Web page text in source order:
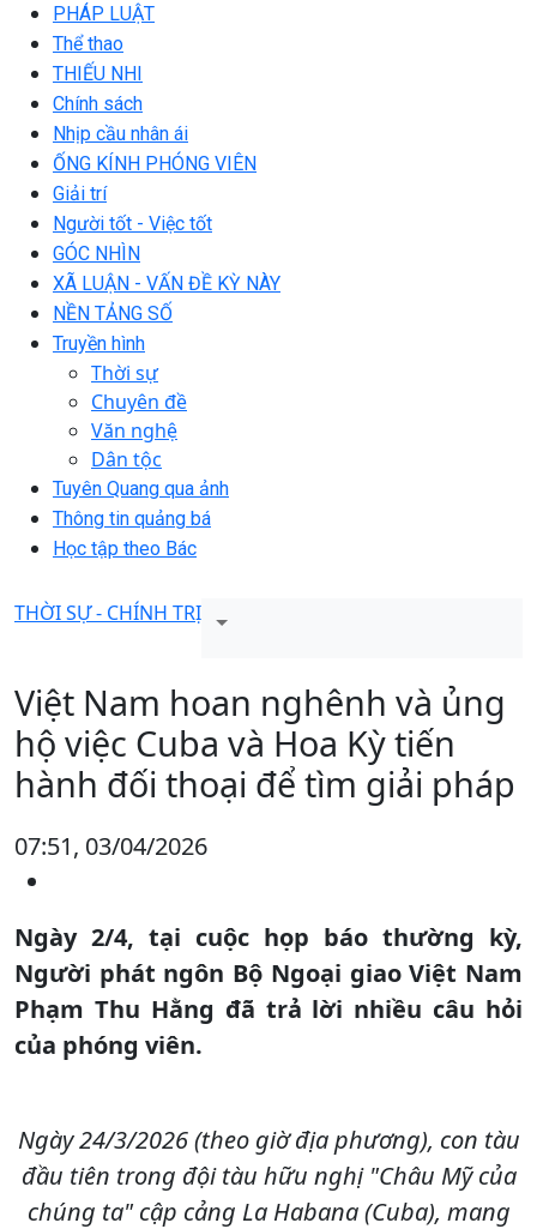
PHÁP LUẬT
Thể thao
THIẾU NHI
Chính sách
Nhịp cầu nhân ái
ỐNG KÍNH PHÓNG VIÊN
Giải trí
Người tốt - Việc tốt
GÓC NHÌN
XÃ LUẬN - VẤN ĐỀ KỲ NÀY
NỀN TẢNG SỐ
Truyền hình
Thời sự
Chuyên đề
Văn nghệ
Dân tộc
Tuyên Quang qua ảnh
Thông tin quảng bá
Học tập theo Bác
THỜI SỰ - CHÍNH TRỊ
Việt Nam hoan nghênh và ủng
hộ việc Cuba và Hoa Kỳ tiến
hành đối thoại để tìm giải pháp
07:51, 03/04/2026
Ngày 2/4, tại cuộc họp báo thường kỳ,
Người phát ngôn Bộ Ngoại giao Việt Nam
Phạm Thu Hằng đã trả lời nhiều câu hỏi
của phóng viên.
Ngày 24/3/2026 (theo giờ địa phương), con tàu
đầu tiên trong đội tàu hữu nghị "Châu Mỹ của
chúng ta" cập cảng La Habana (Cuba), mang